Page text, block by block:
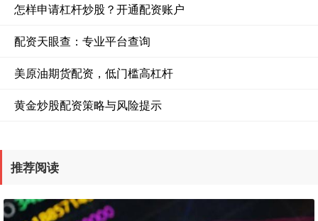
怎样申请杠杆炒股？开通配资账户
配资天眼查：专业平台查询
美原油期货配资，低门槛高杠杆
黄金炒股配资策略与风险提示
推荐阅读